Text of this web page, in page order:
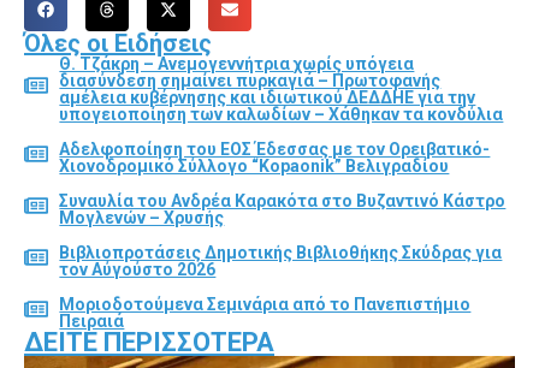
Όλες οι Ειδήσεις
Θ. Τζάκρη – Ανεμογεννήτρια χωρίς υπόγεια
διασύνδεση σημαίνει πυρκαγιά – Πρωτοφανής
αμέλεια κυβέρνησης και ιδιωτικού ΔΕΔΔΗΕ για την
υπογειοποίηση των καλωδίων – Χάθηκαν τα κονδύλια
Αδελφοποίηση του ΕΟΣ Έδεσσας με τον Ορειβατικό-
Χιονοδρομικό Σύλλογο “Kopaonik” Βελιγραδίου
Συναυλία του Ανδρέα Καρακότα στο Βυζαντινό Κάστρο
Μογλενών – Χρυσής
Βιβλιοπροτάσεις Δημοτικής Βιβλιοθήκης Σκύδρας για
τον Αύγούστο 2026
Μοριοδοτούμενα Σεμινάρια από το Πανεπιστήμιο
Πειραιά
ΔΕΊΤΕ ΠΕΡΙΣΣΌΤΕΡΑ